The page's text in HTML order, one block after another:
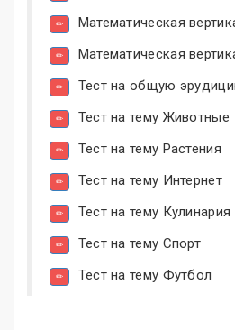
Математическая
Математическая
Тест на общую
Тест на тему Животные
Тест на тему Растения
Тест на тему Интернет
Тест на тему Кулинария
Тест на тему Спорт
Тест на тему Футбол